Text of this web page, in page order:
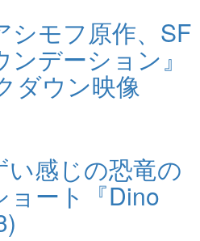
シモフ原作、SF
デーション』
ダウン映像
感じの恐竜の
ョート『Dino